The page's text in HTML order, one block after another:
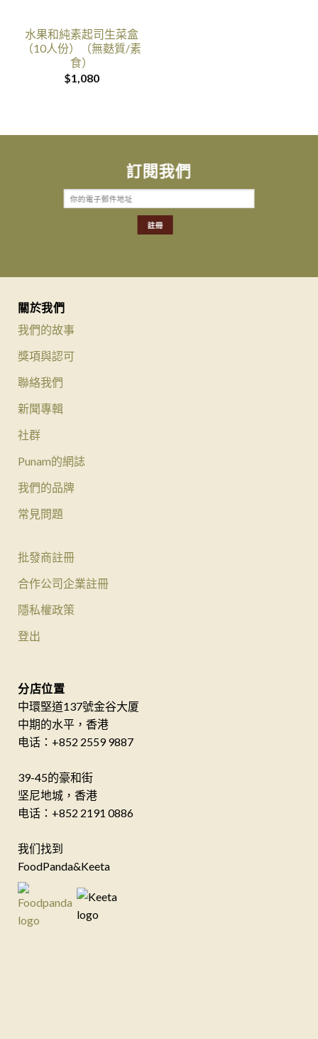
水果和純素起司生菜盒
（10人份）（無麩質/素
食）
$1,080
訂閱我們
關於我們
我們的故事
獎項與認可
聯絡我們
新聞專輯
社群
Punam的網誌
我們的品牌
常見問題
批發商註冊
合作公司企業註冊
隱私權政策
登出
分店位置
中環堅道137號金谷大厦
中期的水平，香港
电话：+852 2559 9887
39-45的豪和街
坚尼地城，香港
电话：+852 2191 0886
我们找到
FoodPanda&Keeta